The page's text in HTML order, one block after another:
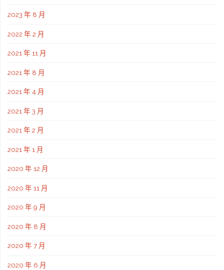
2023 年 8 月
2022 年 2 月
2021 年 11 月
2021 年 8 月
2021 年 4 月
2021 年 3 月
2021 年 2 月
2021 年 1 月
2020 年 12 月
2020 年 11 月
2020 年 9 月
2020 年 8 月
2020 年 7 月
2020 年 6 月